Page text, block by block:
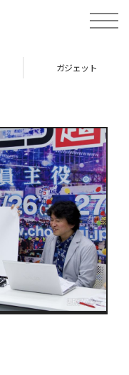
toggle
ガジェット